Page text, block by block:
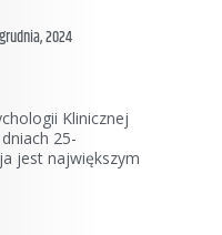
2024
Klinicznej
25-
jest największym